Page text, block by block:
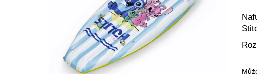
Doporučujeme